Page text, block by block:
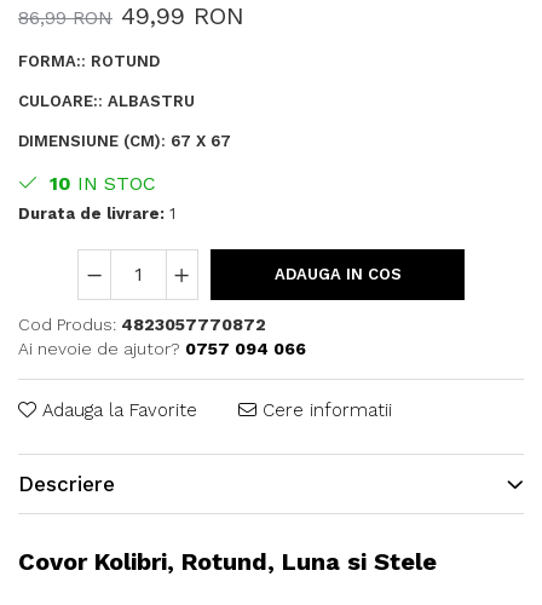
86,99 RON 49,99 RON
FORMA:: ROTUND
CULOARE:: ALBASTRU
DIMENSIUNE (CM): 67 X 67
10 IN STOC
Durata de livrare: 1
ADAUGA IN COS
Cod Produs: 4823057770872
Ai nevoie de ajutor? 0757 094 066
Adauga la Favorite Cere informatii
Descriere
Covor Kolibri, Rotund, Luna si Stele